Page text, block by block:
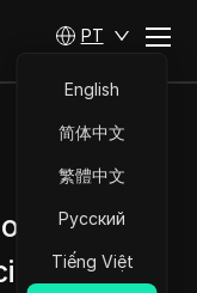
PT
English
简体中文
繁體中文
Русский
Tiếng Việt